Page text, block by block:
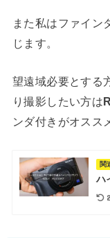
また私はファイン
じます。
望遠域必要とする
り撮影したい方は
ンダ付きがオスス
関
ハ